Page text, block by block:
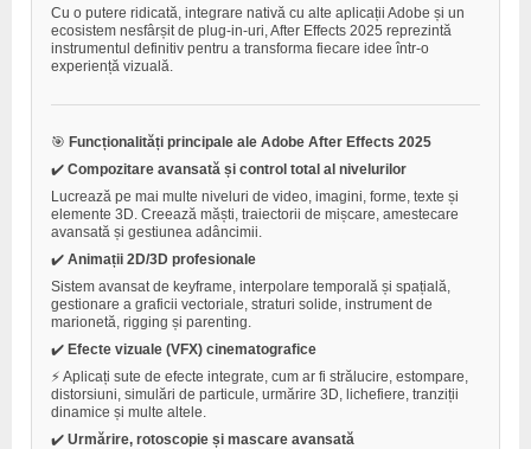
Cu o putere ridicată, integrare nativă cu alte aplicații Adobe și un
ecosistem nesfârșit de plug-in-uri, After Effects 2025 reprezintă
instrumentul definitiv pentru a transforma fiecare idee într-o
experiență vizuală.
🎯 Funcționalități principale ale Adobe After Effects 2025
✔️ Compozitare avansată și control total al nivelurilor
Lucrează pe mai multe niveluri de video, imagini, forme, texte și
elemente 3D. Creează măști, traiectorii de mișcare, amestecare
avansată și gestiunea adâncimii.
✔️ Animații 2D/3D profesionale
Sistem avansat de keyframe, interpolare temporală și spațială,
gestionare a graficii vectoriale, straturi solide, instrument de
marionetă, rigging și parenting.
✔️ Efecte vizuale (VFX) cinematografice
⚡ Aplicați sute de efecte integrate, cum ar fi strălucire, estompare,
distorsiuni, simulări de particule, urmărire 3D, lichefiere, tranziții
dinamice și multe altele.
✔️ Urmărire, rotoscopie și mascare avansată